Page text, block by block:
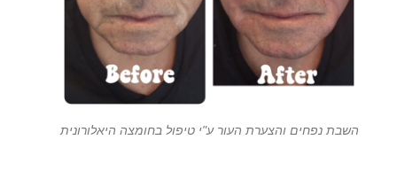
השבת נפחים והצערת העור ע"י טיפול בחומצה היאלורונית